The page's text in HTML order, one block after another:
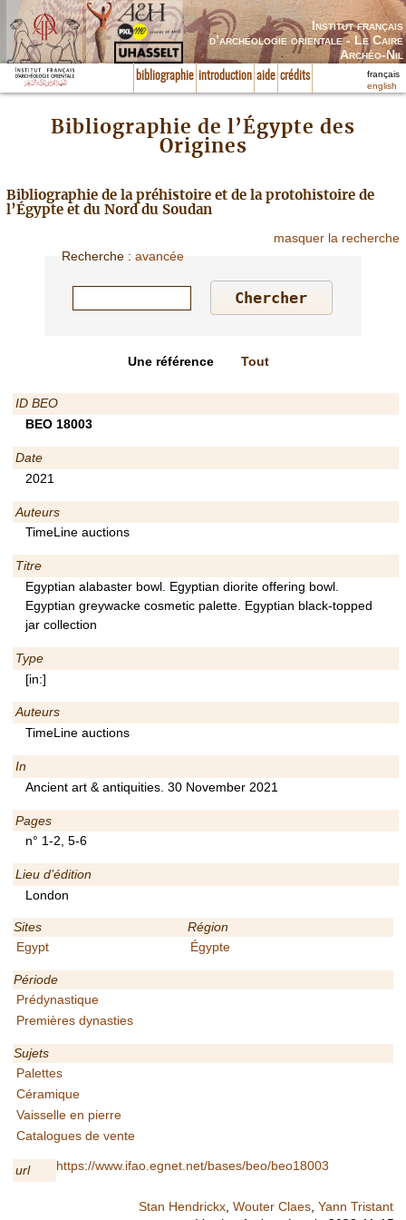
Institut français
d’archéologie orientale - Le Caire
Archéo-Nil
bibliographie introduction aide crédits
français
english
Bibliographie de l’Égypte des
Origines
Bibliographie de la préhistoire et de la protohistoire de
l’Égypte et du Nord du Soudan
masquer la recherche
Recherche :avancée
Une référence Tout
ID BEO
BEO 18003
Date
2021
Auteurs
TimeLine auctions
Titre
Egyptian alabaster bowl. Egyptian diorite offering bowl.
Egyptian greywacke cosmetic palette. Egyptian black-topped
jar collection
Type
[in:]
Auteurs
TimeLine auctions
In
Ancient art & antiquities. 30 November 2021
Pages
n° 1-2, 5-6
Lieu d’édition
London
Sites
Région
Egypt
Égypte
Période
Prédynastique
Premières dynasties
Sujets
Palettes
Céramique
Vaisselle en pierre
Catalogues de vente
url https://www.ifao.egnet.net/bases/beo/beo18003
Stan Hendrickx Wouter Claes Yann Tristant